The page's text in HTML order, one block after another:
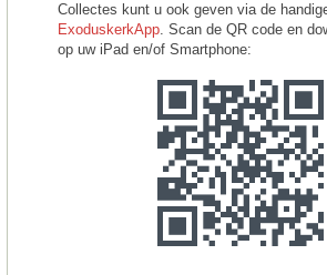
Collectes kunt u ook geven via de
ExoduskerkApp. Scan de QR code en
op uw iPad en/of Smartphone: